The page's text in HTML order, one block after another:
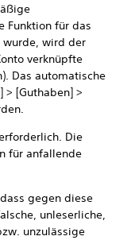
Funktion für das
wird der
verknüpfte
Das automatische
> [Guthaben] >
Die
für anfallende
gegen diese
unleserliche,
unzulässige